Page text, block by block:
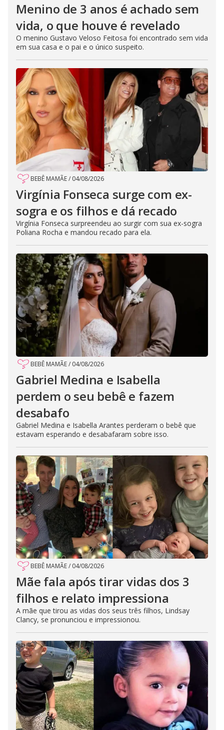
Menino de 3 anos é achado sem
vida, o que houve é revelado
O menino Gustavo Veloso Feitosa foi encontrado sem vida
em sua casa e o pai e o único suspeito.
BEBÊ MAMÃE/ 04/08/2026
Virgínia Fonseca surge com ex-
sogra e os filhos e dá recado
Virgínia Fonseca surpreendeu ao surgir com sua ex-sogra
Poliana Rocha e mandou recado para ela.
BEBÊ MAMÃE/ 04/08/2026
Gabriel Medina e Isabella
perdem o seu bebê e fazem
desabafo
Gabriel Medina e Isabella Arantes perderam o bebê que
estavam esperando e desabafaram sobre isso.
BEBÊ MAMÃE/ 04/08/2026
Mãe fala após tirar vidas dos 3
filhos e relato impressiona
A mãe que tirou as vidas dos seus três filhos, Lindsay
Clancy, se pronunciou e impressionou.